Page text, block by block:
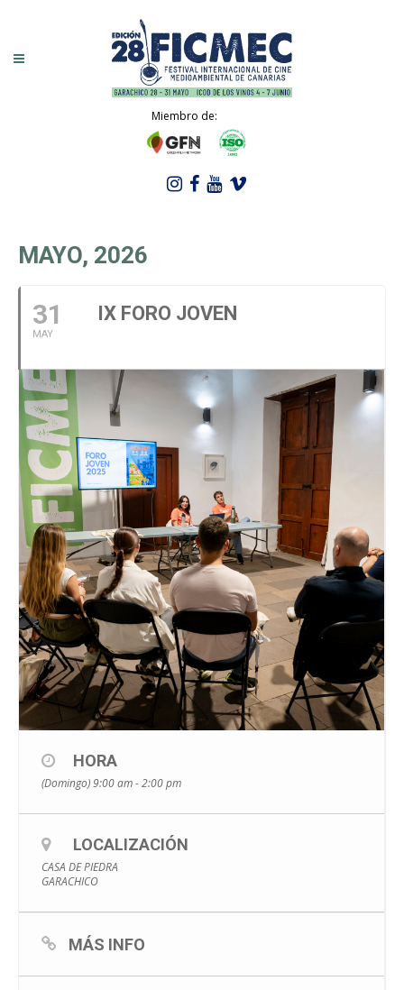
Miembro de:
MAYO, 2026
31
MAY
IX FORO JOVEN
HORA
(Domingo) 9:00 am - 2:00 pm
LOCALIZACIÓN
CASA DE PIEDRA
GARACHICO
MÁS INFO